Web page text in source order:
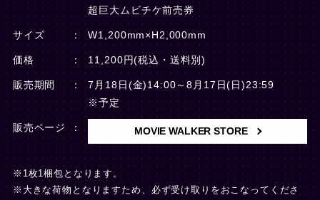
超巨大ムビチケ前売券
サイズ W1,200mm×H2,000mm
価格 11,200円(税込・送料別)
販売期間
7月18日(金)14:00～8月17日(日)23:59
※予定
販売ページ MOVIE WALKER STORE
※1枚1梱包となります。
※大きな荷物となりますため、必ず受け取りをおこなってくださ